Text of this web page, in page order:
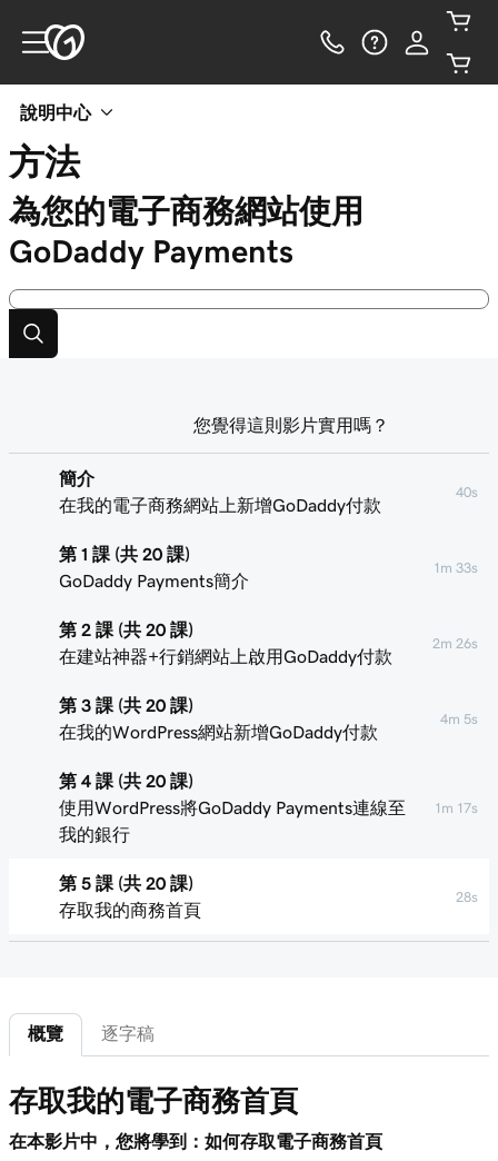
說明中心
方法
為您的電子商務網站使用
GoDaddy Payments
簡介
在我的電子商務網站上新增GoDaddy付款
40s
第 1 課 (共 20 課)
GoDaddy Payments簡介
1m 33s
第 2 課 (共 20 課)
在建站神器+行銷網站上啟用GoDaddy付款
2m 26s
第 3 課 (共 20 課)
在我的WordPress網站新增GoDaddy付款
4m 5s
第 4 課 (共 20 課)
使用WordPress將GoDaddy Payments連線至
我的銀行
1m 17s
第 5 課 (共 20 課)
存取我的商務首頁
28s
第 7 課 (共 20 課)
探索GoDaddy付款中心
第 8 課 (共 20 課)
在GoDaddy付款管理中管理付款
您覺得這則影片實用嗎？
概覽 逐字稿
存取我的電子商務首頁
在本影片中，您將學到：如何存取電子商務首頁